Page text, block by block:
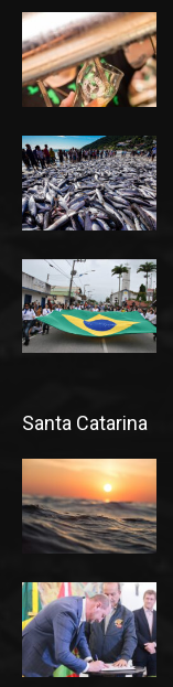
Santa Catarina